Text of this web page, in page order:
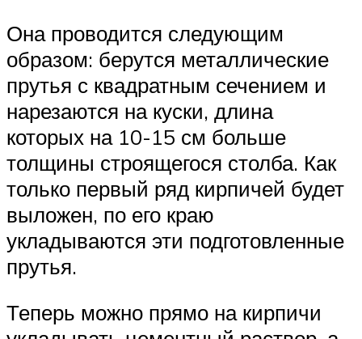
Она проводится следующим
образом: берутся металлические
прутья с квадратным сечением и
нарезаются на куски, длина
которых на 10-15 см больше
толщины строящегося столба. Как
только первый ряд кирпичей будет
выложен, по его краю
укладываются эти подготовленные
прутья.
Теперь можно прямо на кирпичи